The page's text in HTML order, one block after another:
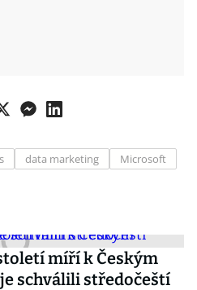
data marketing Microsoft
míří k Českým
schválili středočeští